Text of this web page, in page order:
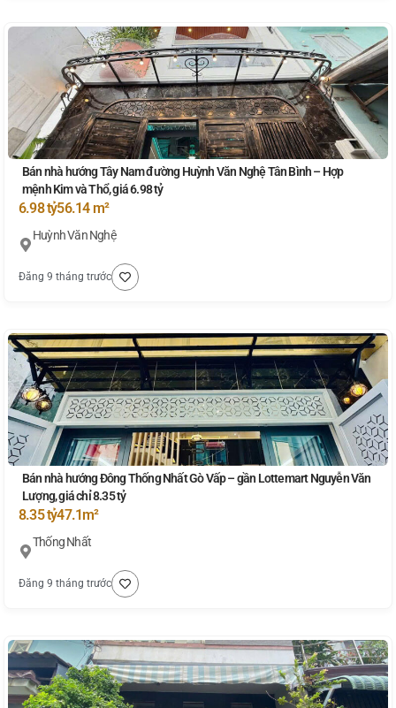
Bán nhà hướng Tây Nam đường Huỳnh Văn Nghệ Tân Bình – Hợp
mệnh Kim và Thổ, giá 6.98 tỷ
6.98 tỷ56.14 m²
Huỳnh Văn Nghệ
Đăng 9 tháng trước
Bán nhà hướng Đông Thống Nhất Gò Vấp – gần Lottemart Nguyễn Văn
Lượng, giá chỉ 8.35 tỷ
8.35 tỷ47.1m²
Thống Nhất
Đăng 9 tháng trước